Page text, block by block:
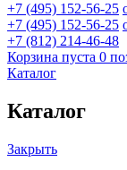
+7 (495) 152-56-25
+7 (495) 152-56-25
+7 (812) 214-46-48
Корзина пуста 0
Каталог
Каталог
Закрыть